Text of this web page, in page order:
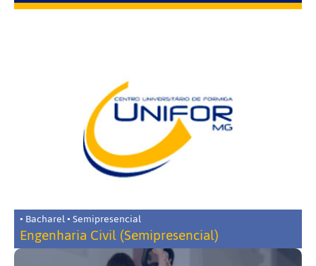
• Bacharel • Semipresencial
Engenharia Civil (Semipresencial)